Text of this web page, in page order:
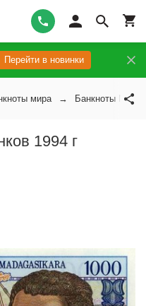
Перейти в новинки
мира Банкноты
1994 г